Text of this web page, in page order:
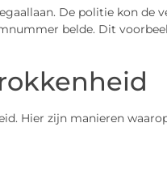
De politie kon de
belde. Dit
Hier zijn manieren